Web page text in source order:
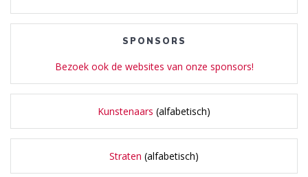
SPONSORS
Bezoek ook de websites van onze sponsors!
Kunstenaars (alfabetisch)
Straten (alfabetisch)